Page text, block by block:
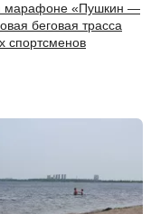
марафоне «Пушкин —
беговая трасса
спортсменов